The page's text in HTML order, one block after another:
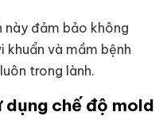
này đảm bảo không
và mầm bệnh
trong lành.
chế độ mold